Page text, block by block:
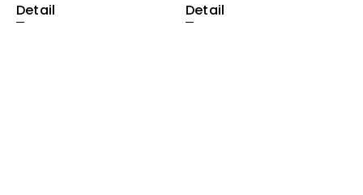
Detail Detail